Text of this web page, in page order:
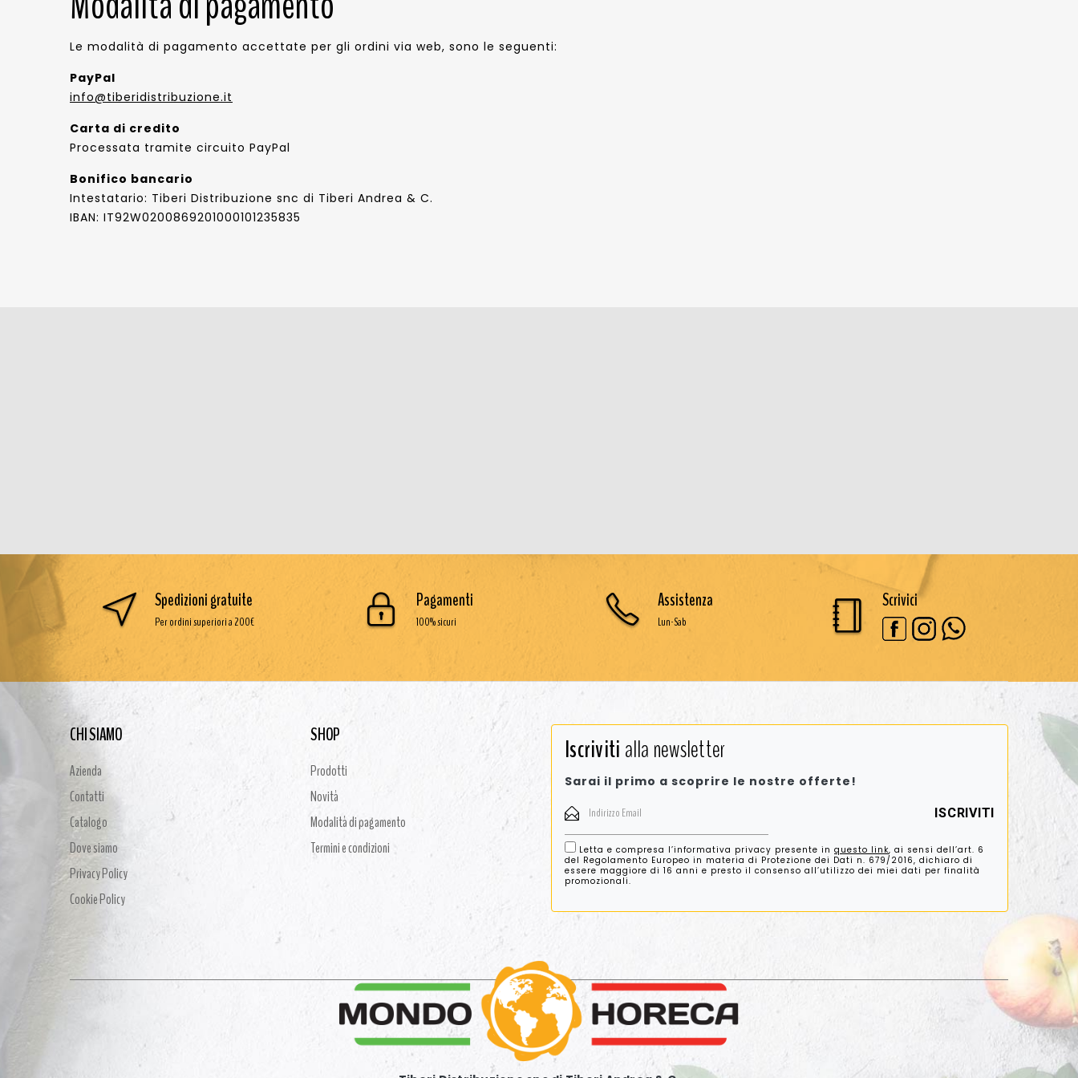
Le modalità di pagamento accettate per gli ordini via web, sono le seguenti:
PayPal
info@tiberidistribuzione.it
Carta di credito
Processata tramite circuito PayPal
Bonifico bancario
Intestatario: Tiberi Distribuzione snc di Tiberi Andrea & C.
IBAN: IT92W0200869201000101235835
Spedizioni gratuite
Per ordini superiori a 200€
Pagamenti
100% sicuri
Assistenza
Lun-Sab
Scrivici
CHI SIAMO
Azienda
Contatti
Catalogo
Dove siamo
Privacy Policy
Cookie Policy
SHOP
Prodotti
Novità
Modalità di pagamento
Termini e condizioni
Iscrivitialla newsletter
Sarai il primo a scoprire le nostre offerte!
Letta e compresa l’informativa privacy presente in questo link, ai sensi dell’art. 6
del Regolamento Europeo in materia di Protezione dei Dati n. 679/2016, dichiaro di
essere maggiore di 16 anni e presto il consenso all’utilizzo dei miei dati per finalità
promozionali.